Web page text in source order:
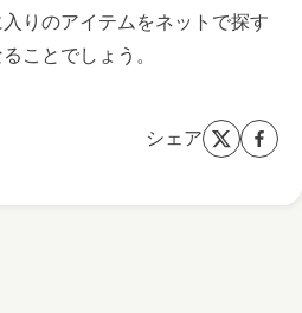
りのアイテムをネットで探す
ことでしょう。
シェア